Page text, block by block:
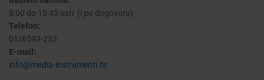
8:00 do 15:45 sati (i po dogovoru)
Telefon:
01/6593-233
E-mail:
info@media-instrumenti.hr